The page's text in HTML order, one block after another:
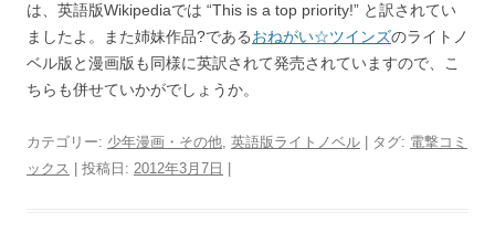
は、英語版Wikipediaでは “This is a top priority!” と訳されてい
ましたよ。また姉妹作品?であるおねがい☆ツインズのライトノ
ベル版と漫画版も同様に英訳されて発売されていますので、こ
ちらも併せていかがでしょうか。
カテゴリー: 少年漫画・その他, 英語版ライトノベル | タグ: 電撃コミ
ックス
| 投稿日: 2012年3月7日